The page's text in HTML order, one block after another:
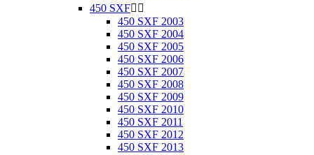
450 SXF 
450 SXF 2003
450 SXF 2004
450 SXF 2005
450 SXF 2006
450 SXF 2007
450 SXF 2008
450 SXF 2009
450 SXF 2010
450 SXF 2011
450 SXF 2012
450 SXF 2013